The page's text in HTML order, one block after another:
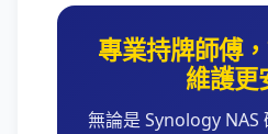
專業持牌師傅
維護更
無論是 Synology NAS